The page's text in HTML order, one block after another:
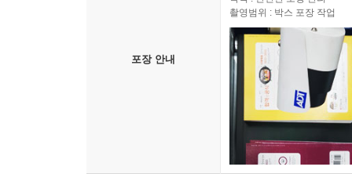
포장 안내
촬영범위 : 박스 포장 작업